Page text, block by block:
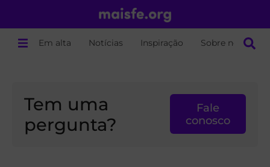
Em alta Notícias Inspiração Sobre nós
Tem uma
pergunta?
Fale
conosco